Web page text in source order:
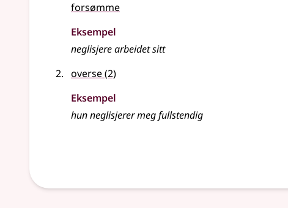
forsømme
Eksempel
neglisjerearbeidet sitt
overse(2)
Eksempel
hunneglisjerermeg fullstendig